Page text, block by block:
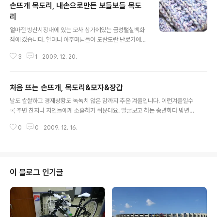
손뜨개 목도리, 내손으로만든 보들보들 목도
리
얼마전 방산시장내에 있는 모사 상가에있는 금성털실백화
점에 갔습니다. 할머니 아주머님들이 도란도란 난로가에
지 높게쌓인 털실들 사실 비싼 캐시미어 같은 모사들을 추
스텔보라, 흰색 8mm바늘 펼침 두코고무뜨기 책에 나온
방법을 참고하여 떴습니다. 안고와 바깥코가 펄쳐져서 자
연스럽게 무늬가 만들어집니다. 원래 뜨던 레그워머도 동
올려봐야 겠네요. 뜨기방법 1. 코를 만든다. (전 실두께를 감
3 1 2009. 12. 20.
처음 뜨는 손뜨개, 목도리&모자&장갑
날도 쌀쌀하고 경제상황도 녹녹치 않은 맘까지 추운 겨울입니다. 이런겨울일수
록 주변 친지나 지인들에게 소흘하기 쉬운데요. 얼굴보고 하는 송년회다 망년회
라도 관리하고 취미생활도 해보는게 어떨까요? 사실 전 실증도 빨리내고 손도
것 같아 선택한 책입니다. 인기는 좋은 것 같았구요. 리뷰를 보니 정말 저처럼 암
것 모르는 생초보라도 따라할수 있을 것 같았습니다. 책내용중 펼침 고무뜨기라
는 것이 있는데 목도리나 다른 곳에..
0 0 2009. 12. 16.
이 블로그 인기글